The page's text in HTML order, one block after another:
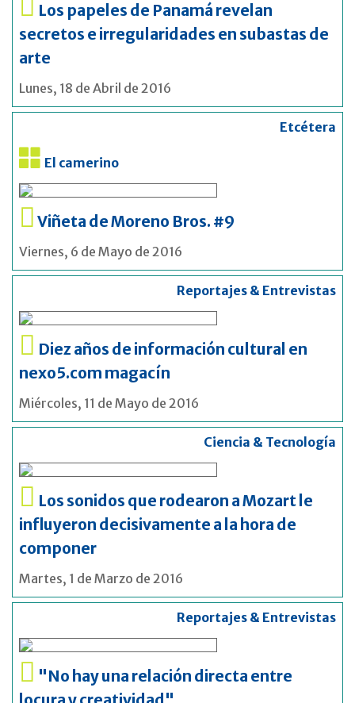
Los papeles de Panamá revelan
secretos e irregularidades en subastas de
arte
Lunes, 18 de Abril de 2016
Etcétera
El camerino
Viñeta de Moreno Bros. #9
Viernes, 6 de Mayo de 2016
Reportajes & Entrevistas
Diez años de información cultural en
nexo5.com magacín
Miércoles, 11 de Mayo de 2016
Ciencia & Tecnología
Los sonidos que rodearon a Mozart le
influyeron decisivamente a la hora de
componer
Martes, 1 de Marzo de 2016
Reportajes & Entrevistas
"No hay una relación directa entre